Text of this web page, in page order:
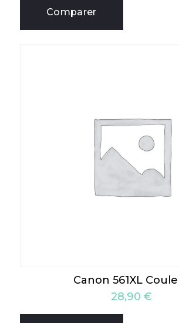
Comparer
Canon 561XL
28,90 €